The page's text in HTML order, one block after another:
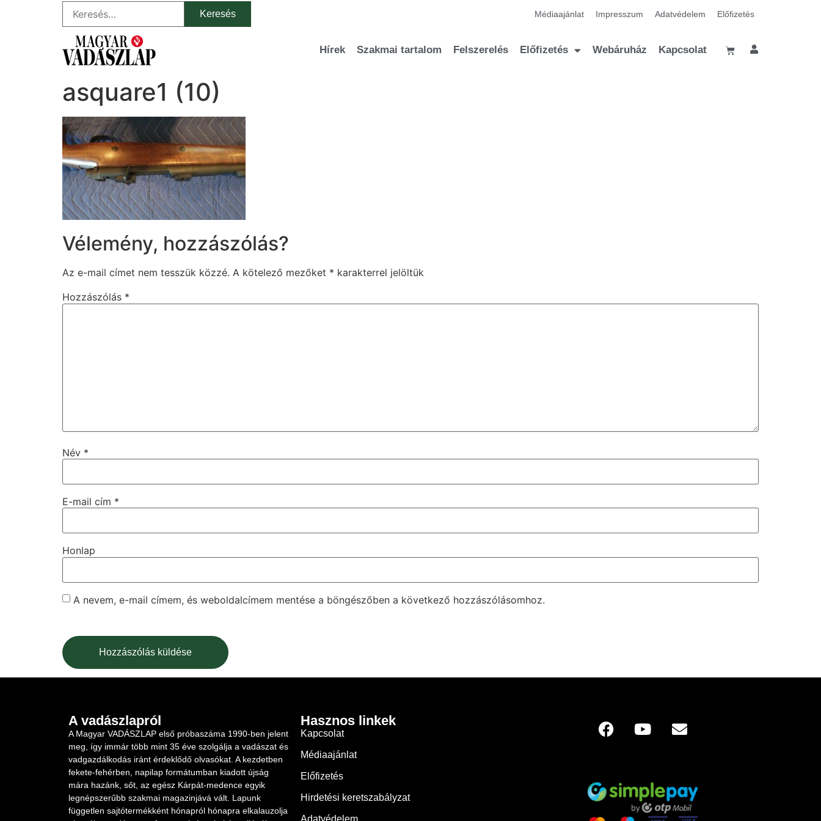
Médiaajánlat Impresszum Adatvédelem Előfizetés
Hírek Szakmai tartalom Felszerelés Előfizetés Webáruház Kapcsolat
asquare1 (10)
Vélemény, hozzászólás?
Az e-mail címet nem tesszük közzé. A kötelező mezőket * karakterrel jelöltük
Hozzászólás *
Név *
E-mail cím *
Honlap
A nevem, e-mail címem, és weboldalcímem mentése a böngészőben a következő hozzászólásomhoz.
A vadászlapról
A Magyar VADÁSZLAP első próbaszáma 1990-ben jelent
meg, így immár több mint 35 éve szolgálja a vadászat és
vadgazdálkodás iránt érdeklődő olvasókat. A kezdetben
fekete-fehérben, napilap formátumban kiadott újság
mára hazánk, sőt, az egész Kárpát-medence egyik
legnépszerűbb szakmai magazinjává vált. Lapunk
független sajtótermékként hónapról hónapra elkalauzolja
Hasznos linkek
Kapcsolat
Médiaajánlat
Előfizetés
Hirdetési keretszabályzat
Adatvédelem